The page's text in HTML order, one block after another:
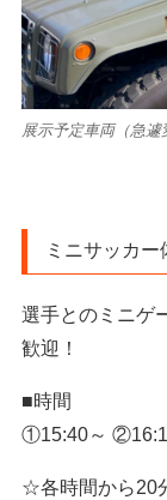
展示予定車両（急遽
ミニサッカー
選手とのミニゲ
歓迎！
■時間
①15:40～
☆各時間から20